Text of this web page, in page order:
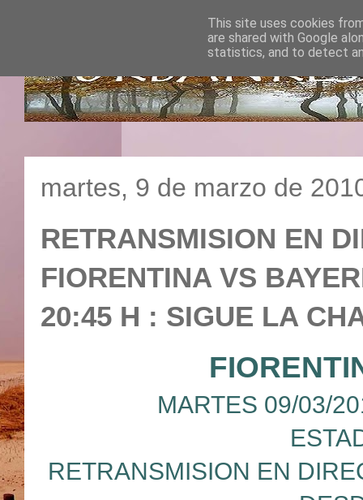
martes, 9 de marzo de
RETRANSMISION EN
FIORENTINA VS
20:45 H : SIGUE LA
MARTES 09/03/
RETRANSMISION EN
This site uses cookies
are shared with Google
statistics, and to detect